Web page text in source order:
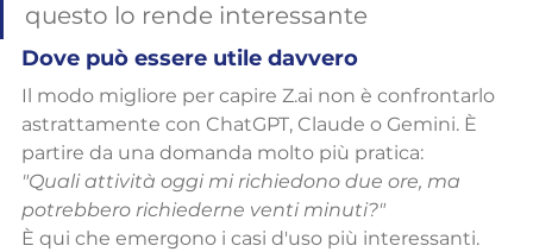
questo lo rende interessante
Dove può essere utile davvero
Il modo migliore per capire Z.ai non è confrontarlo
astrattamente con ChatGPT, Claude o Gemini. È
partire da una domanda molto più pratica:
"Quali attività oggi mi richiedono due ore, ma
potrebbero richiederne venti minuti?"
È qui che emergono i casi d'uso più interessanti.